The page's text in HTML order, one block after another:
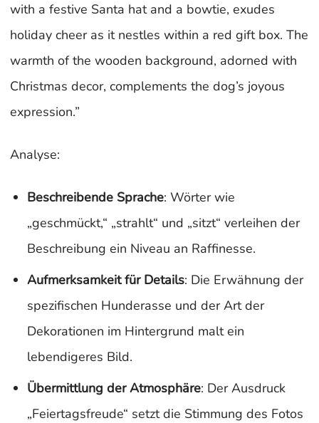
with a festive Santa hat and a bowtie, exudes
holiday cheer as it nestles within a red gift box. The
warmth of the wooden background, adorned with
Christmas decor, complements the dog’s joyous
expression.”
Analyse:
Beschreibende Sprache: Wörter wie
„geschmückt,“ „strahlt“ und „sitzt“ verleihen der
Beschreibung ein Niveau an Raffinesse.
Aufmerksamkeit für Details: Die Erwähnung der
spezifischen Hunderasse und der Art der
Dekorationen im Hintergrund malt ein
lebendigeres Bild.
Übermittlung der Atmosphäre: Der Ausdruck
„Feiertagsfreude“ setzt die Stimmung des Fotos